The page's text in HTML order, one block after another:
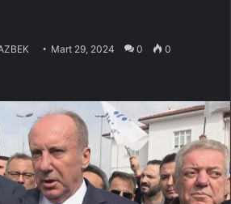
Mart 29, 2024 0 0